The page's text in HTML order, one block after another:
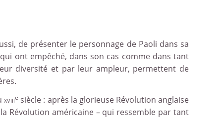
de présenter le personnage de Paoli dans sa
ont empêché, dans son cas comme dans tant
diversité et par leur ampleur, permettent de
xviiie siècle : après la glorieuse Révolution anglaise
Révolution américaine – qui ressemble par tant